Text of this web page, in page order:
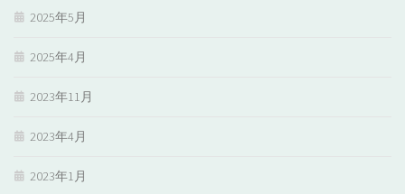
2025年5月
2025年4月
2023年11月
2023年4月
2023年1月